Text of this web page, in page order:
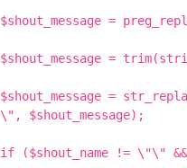
$shout_message =
$shout_message =
$shout_message =
\", $shout_message);
if ($shout_name != \"\"